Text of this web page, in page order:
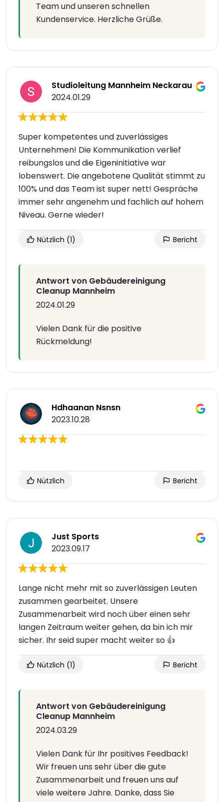
Team und unseren schnellen
Kundenservice. Herzliche Grüße.
Studioleitung Mannheim Neckarau
2024.01.29
Super kompetentes und zuverlässiges
Unternehmen! Die Kommunikation verlief
reibungslos und die Eigeninitiative war
lobenswert. Die angebotene Qualität stimmt zu
100% und das Team ist super nett! Gespräche
immer sehr angenehm und fachlich auf hohem
Niveau. Gerne wieder!
Nützlich (1) Bericht
Antwort von Gebäudereinigung
Cleanup Mannheim
2024.01.29
Vielen Dank für die positive
Rückmeldung!
Hdhaanan Nsnsn
2023.10.28
Nützlich Bericht
Just Sports
2023.09.17
Lange nicht mehr mit so zuverlässigen Leuten
zusammen gearbeitet. Unsere
Zusammenarbeit wird noch über einen sehr
langen Zeitraum weiter gehen, da bin ich mir
sicher. Ihr seid super macht weiter so 👍
Nützlich (1) Bericht
Antwort von Gebäudereinigung
Cleanup Mannheim
2024.03.29
Vielen Dank für Ihr positives Feedback!
Wir freuen uns sehr über die gute
Zusammenarbeit und freuen uns auf
viele weitere Jahre. Danke, dass Sie